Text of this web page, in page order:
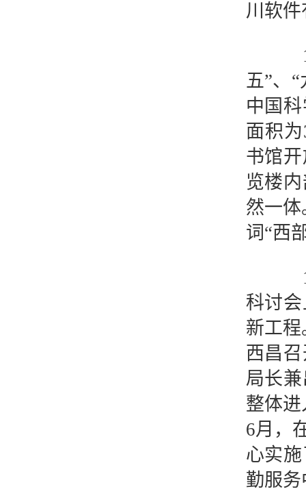
川软
五”、
中国
面积
书馆
览楼
然一
词“西
科讨
新工
西昌
局长
整体
6月，
心实
勤服